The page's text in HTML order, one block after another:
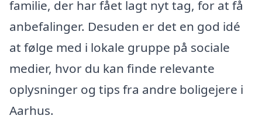
familie, der har fået lagt nyt tag, for at få
anbefalinger. Desuden er det en god idé
at følge med i lokale gruppe på sociale
medier, hvor du kan finde relevante
oplysninger og tips fra andre boligejere i
Aarhus.